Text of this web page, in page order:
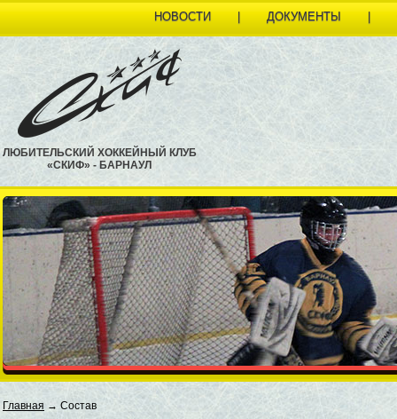
НОВОСТИ | ДОКУМЕНТЫ |
ЛЮБИТЕЛЬСКИЙ ХОККЕЙНЫЙ КЛУБ
«СКИФ» - БАРНАУЛ
Главная → Состав